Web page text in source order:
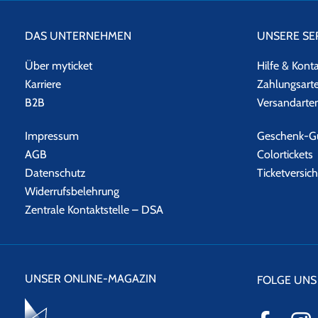
2006 The Storyman
2010 Moonfleet and Other Stories
2011 Footsteps 2
2012 Home
2016 A Better World
EVENTALARM
Wer über aktuelle Tour-Daten von CHRIS DE BURGH auf dem
DAS UNTERNEHMEN
Über myticket
Karriere
B2B
Impressum
AGB
Datenschutz
Widerrufsbelehrung
Zentrale Kontaktstelle – DSA
UNSERE
Hilfe &
Geschenk-
Colortickets
UNSER ONLINE-MAGAZIN FOLGE UNS